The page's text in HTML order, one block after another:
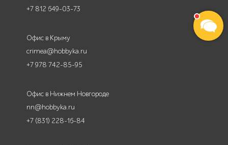
+7 812 649-03-73
Офис в Крыму
crimea@hobbyka.ru
+7 978 742-85-95
Офис в Нижнем Новгороде
nn@hobbyka.ru
+7 (831) 228-16-84